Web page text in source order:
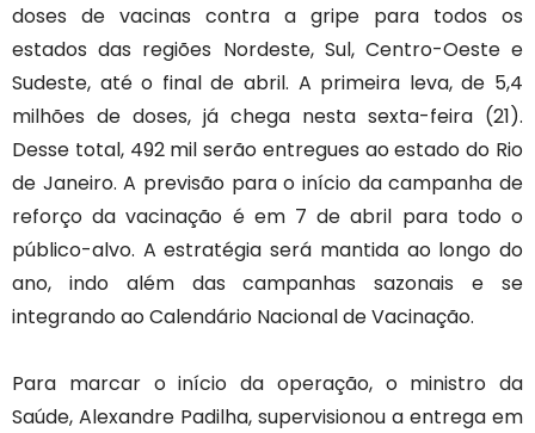
doses de vacinas contra a gripe para todos os
estados das regiões Nordeste, Sul, Centro-Oeste e
Sudeste, até o final de abril. A primeira leva, de 5,4
milhões de doses, já chega nesta sexta-feira (21).
Desse total, 492 mil serão entregues ao estado do Rio
de Janeiro. A previsão para o início da campanha de
reforço da vacinação é em 7 de abril para todo o
público-alvo. A estratégia será mantida ao longo do
ano, indo além das campanhas sazonais e se
integrando ao Calendário Nacional de Vacinação.
Para marcar o início da operação, o ministro da
Saúde, Alexandre Padilha, supervisionou a entrega em